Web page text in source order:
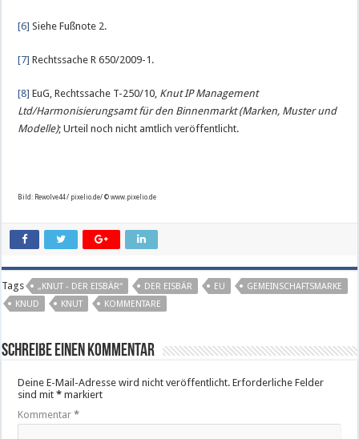
[6] Siehe Fußnote 2.
[7] Rechtssache R 650/2009-1.
[8] EuG, Rechtssache T-250/10, Knut IP Management
Ltd/Harmonisierungsamt für den Binnenmarkt (Marken, Muster und
Modelle); Urteil noch nicht amtlich veröffentlicht.
Bild: Rewolve44 / pixelio.de/ © www.pixelio.de
Tags „KNUT - DER EISBÄR“ DER EISBÄR EU
GEMEINSCHAFTSMARKE
KNUD
KNUT KOMMENTARE
Schreibe einen Kommentar
Deine E-Mail-Adresse wird nicht veröffentlicht. Erforderliche Felder
sind mit* markiert
Kommentar*